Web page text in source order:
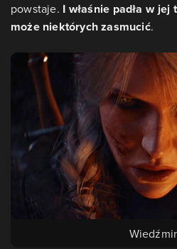
powstaje. I właśnie padła w
może niektórych zasmucić.